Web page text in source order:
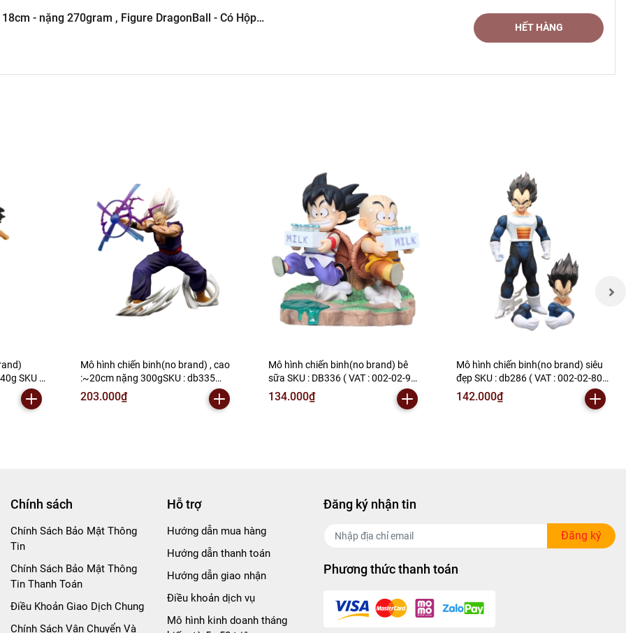
Phụ Kiện Điện Thoại
vs 0947.783.771
, Bán Lẻ Mô Hình
các Shop và các Cộng Tác Viên
- nặng 270gram , Figure DragonBall - Có Hộp
HẾT HÀNG
SKU :
K150-
Mô hình chiến binh(no brand) , cao
:~20cm nặng 300gSKU : db335
(VAT: 002-02-120 ) - N2-G2-S11
203.000₫
Mô hình chiến binh(no brand) bê
sữa SKU : DB336 ( VAT : 002-02-90
) - N2-D1-S20
134.000₫
Mô hình chiến binh(no brand) siêu
đẹp SKU : db286 ( VAT : 002-02-80 )
- N2-G2-S7
142.000₫
Chính sách
Chính Sách Bảo Mật Thông
Tin
Chính Sách Bảo Mật Thông
Tin Thanh Toán
Điều Khoản Giao Dịch Chung
Chính Sách Vận Chuyển Và
Hỗ trợ
Hướng dẫn mua hàng
Hướng dẫn thanh toán
Hướng dẫn giao nhận
Điều khoản dịch vụ
Mô hình kinh doanh tháng
Đăng ký nhận tin
Đăng ký
Phương thức thanh toán